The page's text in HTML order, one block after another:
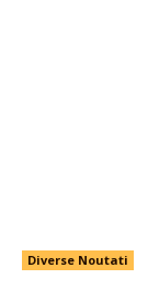
Diverse Noutati